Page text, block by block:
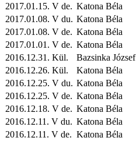
2017.01.15. V de. Katona Béla
2017.01.08. V du. Katona Béla
2017.01.08. V de. Katona Béla
2017.01.01. V de. Katona Béla
2016.12.31. Kül. Bazsinka József
2016.12.26. Kül. Katona Béla
2016.12.25. V du. Katona Béla
2016.12.25. V de. Katona Béla
2016.12.18. V de. Katona Béla
2016.12.11. V du. Katona Béla
2016.12.11. V de. Katona Béla